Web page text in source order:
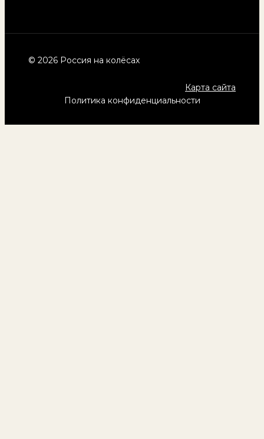
© 2026 Россия на колёсах
Карта сайта
Политика конфиденциальности